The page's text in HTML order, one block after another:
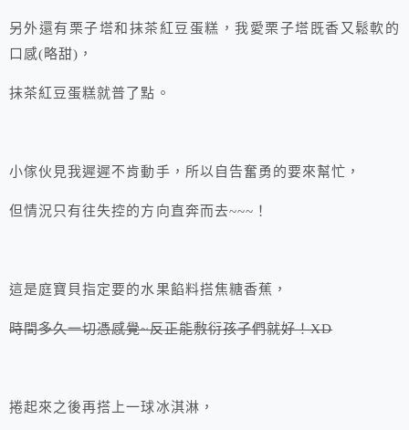
另外還有栗子塔和抹茶紅豆蛋糕，我愛栗子塔既香又鬆軟的
口感(略甜)，
抹茶紅豆蛋糕就普了點。
小傢伙見我遲遲不肯動手，所以自告奮勇的要來幫忙，
但情況只有往失控的方向直奔而去~~~！
這是庭寶貝指定要的水果餡料搭焦糖香蕉，
時間多久一切憑感覺~反正能敷衍孩子們就好！XD
捲起來之後再搭上一球冰淇淋，